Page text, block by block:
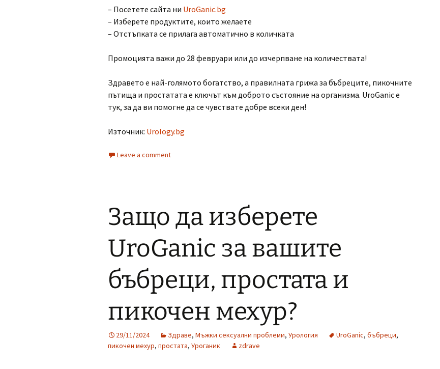
– Посетете сайта ни UroGanic.bg
– Изберете продуктите, които желаете
– Отстъпката се прилага автоматично в количката
Промоцията важи до 28 февруари или до изчерпване на количествата!
Здравето е най-голямото богатство, а правилната грижа за бъбреците, пикочните
пътища и простатата е ключът към доброто състояние на организма. UroGanic е
тук, за да ви помогне да се чувствате добре всеки ден!
Източник: Urology.bg
Leave a comment
Защо да изберете
UroGanic за вашите
бъбреци, простата и
пикочен мехур?
29/11/2024 Здраве, Мъжки сексуални проблеми, Урология UroGanic, бъбреци,
пикочен мехур, простата, Уроганик zdrave